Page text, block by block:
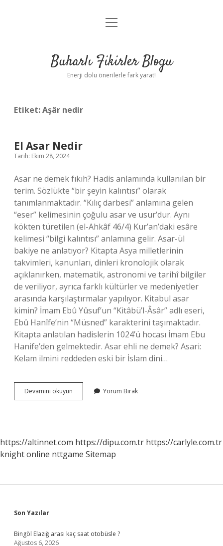
Anasayfa
Yasal Uyarı
menüyü
Buharlı Fikirler Blogu
Enerji dolu önerilerle fark yarat!
Etiket:Aşâr nedir
El Asar Nedir
Tarih: Ekim 28, 2024
Asar ne demek fıkıh? Hadis anlamında kullanılan bir
terim. Sözlükte “bir şeyin kalıntısı” olarak
tanımlanmaktadır. “Kılıç darbesi” anlamına gelen
“eser” kelimesinin çoğulu asar ve usur’dur. Aynı
kökten türetilen (el-Ahkâf 46/4) Kur’an’daki esâre
kelimesi “bilgi kalıntısı” anlamına gelir. Asar-ül
bakiye ne anlatıyor? Kitapta Asya milletlerinin
takvimleri, kanunları, dinleri kronolojik olarak
açıklanırken, matematik, astronomi ve tarihî bilgiler
de veriliyor, ayrıca farklı kültürler ve medeniyetler
arasında karşılaştırmalar yapılıyor. Kitabul asar
kimin? İmam Ebû Yûsuf’un “Kitâbü’l-Âsâr” adlı eseri,
Ebû Hanîfe’nin “Müsned” karakterini taşımaktadır.
Kitapta anlatılan hadislerin 1024’ü hocası İmam Ebu
Hanife’den gelmektedir. Asar ehli ne demek? Asari:
Kelam ilmini reddeden eski bir İslam dini…
Devamını okuyun
Asar
Yorum Bırak
https://altinnet.com https://dipu.com.tr https://carlyle.com.tr
knight online nttgame Sitemap
Sidebar
Son Yazılar
Bingöl Elazığ arası kaç saat otobüsle ?
Ağustos 6, 2026